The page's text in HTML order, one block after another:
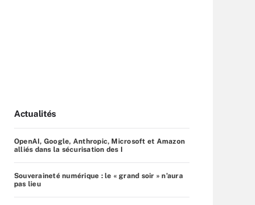
Actualités
OpenAI, Google, Anthropic, Microsoft et Amazon
alliés dans la sécurisation des I
Souveraineté numérique : le « grand soir » n’aura
pas lieu